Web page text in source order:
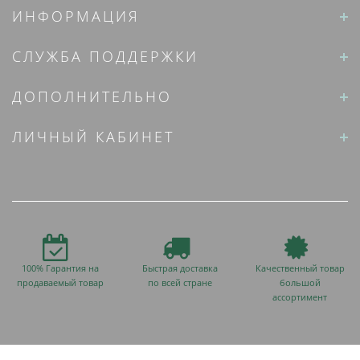
ИНФОРМАЦИЯ
СЛУЖБА ПОДДЕРЖКИ
ДОПОЛНИТЕЛЬНО
ЛИЧНЫЙ КАБИНЕТ
100% Гарантия на
продаваемый товар
Быстрая доставка
по всей стране
Качественный товар
большой
ассортимент